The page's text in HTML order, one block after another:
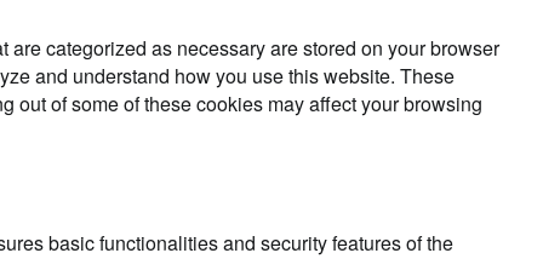
categorized as necessary are stored on your browser
and understand how you use this website. These
out of some of these cookies may affect your browsing
basic functionalities and security features of the